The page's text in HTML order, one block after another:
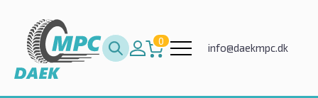
0
info@daekmpc.dk